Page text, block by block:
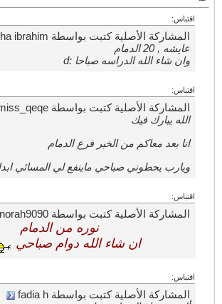
اقتباس:
المشاركة الأصلية كتبت بواسطة aisha ibrahim
عايشه , 20 الدمام
وان شاء الله الدراسه صباحا :d
اقتباس:
المشاركة الأصلية كتبت بواسطة miss_qeqe
الله يبارك فيك
انا بعد معاكم من الخبر فرع الدمام
ويارب يحطوني صباحي ماينفع لي المسائي ابدا
اقتباس:
المشاركة الأصلية كتبت بواسطة norah9090
نوره من الدمام
ان شاء الله دوام صباحي
اقتباس:
المشاركة الأصلية كتبت بواسطة fadia h